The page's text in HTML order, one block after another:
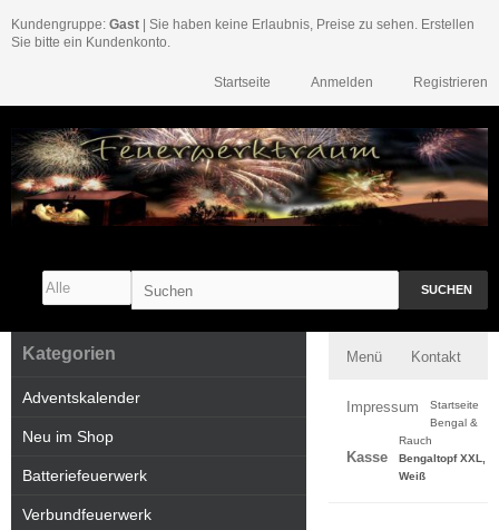
Kundengruppe: Gast | Sie haben keine Erlaubnis, Preise zu sehen. Erstellen
Sie bitte ein Kundenkonto.
Registrieren
Anmelden
Startseite
SUCHEN
Menü Kontakt
Impressum
Kasse
Startseite
Bengal &
Rauch
Bengaltopf XXL,
Weiß
Kategorien
Adventskalender
Neu im Shop
Batteriefeuerwerk
Verbundfeuerwerk